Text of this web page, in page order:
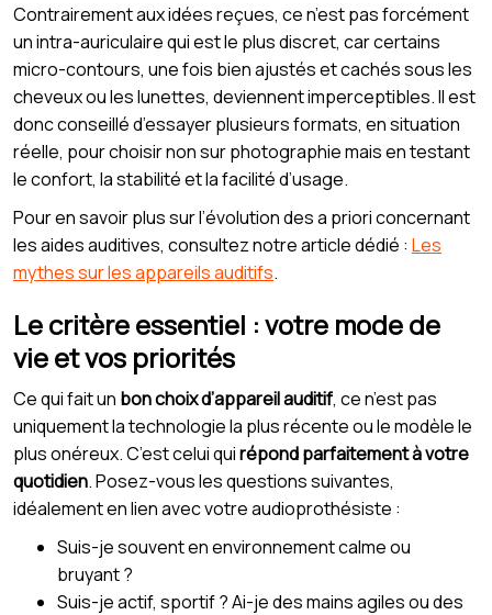
Contrairement aux idées reçues, ce n’est pas forcément
un intra-auriculaire qui est le plus discret, car certains
micro-contours, une fois bien ajustés et cachés sous les
cheveux ou les lunettes, deviennent imperceptibles. Il est
donc conseillé d’essayer plusieurs formats, en situation
réelle, pour choisir non sur photographie mais en testant
le confort, la stabilité et la facilité d’usage.
Pour en savoir plus sur l’évolution des a priori concernant
les aides auditives, consultez notre article dédié : Les
mythes sur les appareils auditifs.
Le critère essentiel : votre mode de
vie et vos priorités
Ce qui fait un bon choix d’appareil auditif, ce n’est pas
uniquement la technologie la plus récente ou le modèle le
plus onéreux. C’est celui quirépond parfaitement à votre
quotidien. Posez-vous les questions suivantes,
idéalement en lien avec votre audioprothésiste :
Suis-je souvent en environnement calme ou
bruyant ?
Suis-je actif, sportif ? Ai-je des mains agiles ou des